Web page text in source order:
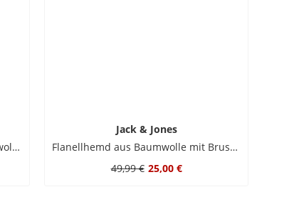
Leichtes Kurzarmhemd aus Baumwolle mit floralem Print
Jack & Jones
Flanellhemd aus Baumwolle mit Brusttasche
49,99 € 25,00 €